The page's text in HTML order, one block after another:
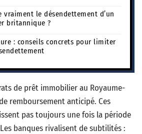
vraiment le désendettement d’un
britannique ?
: conseils concrets pour limiter
de prêt immobilier au Royaume-
remboursement anticipé. Ces
pas toujours une fois la période
banques rivalisent de subtilités :